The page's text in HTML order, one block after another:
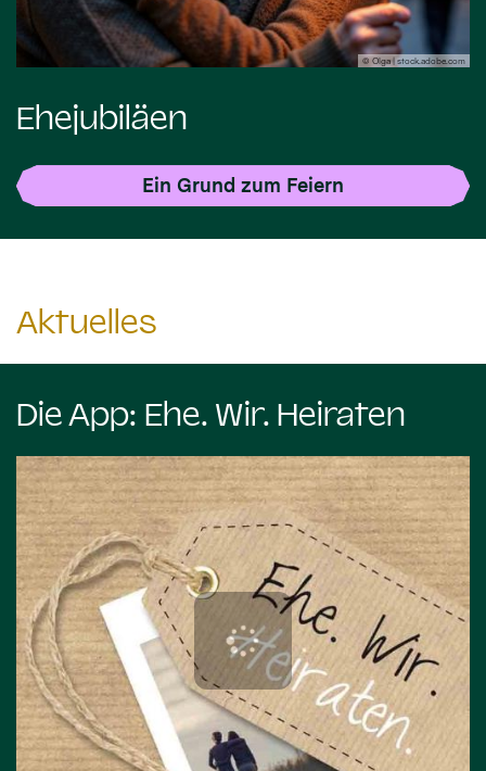
© Olga | stock.adobe.com
Ehejubiläen
Ein Grund zum Feiern
Aktuelles
Die App: Ehe. Wir. Heiraten